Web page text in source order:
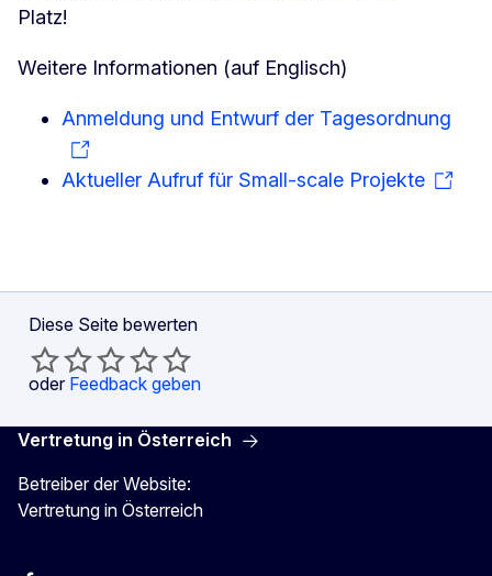
Platz!
Weitere Informationen (auf Englisch)
Anmeldung und Entwurf der Tagesordnung
Aktueller Aufruf für Small-scale Projekte
Diese Seite bewerten
oder Feedback geben
Vertretung in Österreich
Betreiber der Website:
Vertretung in Österreich